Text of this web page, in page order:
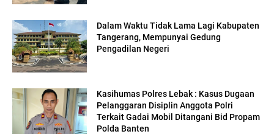
Dalam Waktu Tidak Lama Lagi Kabupaten
Tangerang, Mempunyai Gedung
Pengadilan Negeri
Kasihumas Polres Lebak : Kasus Dugaan
Pelanggaran Disiplin Anggota Polri
Terkait Gadai Mobil Ditangani Bid Propam
Polda Banten